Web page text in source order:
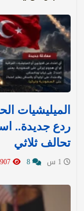
الميليشيات
ردع جديدة..
تحالف ثلاثي